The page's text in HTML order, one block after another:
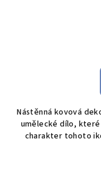
Nástěnná kovová
umělecké dílo,
charakter tohoto